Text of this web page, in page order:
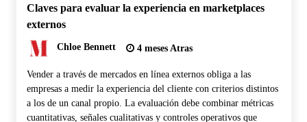
Claves para evaluar la experiencia en marketplaces
externos
Chloe Bennett 4 meses Atras
Vender a través de mercados en línea externos obliga a las
empresas a medir la experiencia del cliente con criterios distintos
a los de un canal propio. La evaluación debe combinar métricas
cuantitativas, señales cualitativas y controles operativos que